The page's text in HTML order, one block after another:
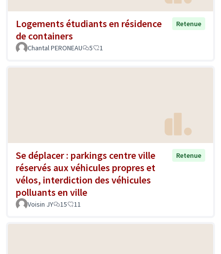
Logements étudiants en résidence
de containers
Retenue
Chantal PERONEAU 5 1
Se déplacer : parkings centre ville
réservés aux véhicules propres et
vélos, interdiction des véhicules
polluants en ville
Retenue
Voisin JY 15 11